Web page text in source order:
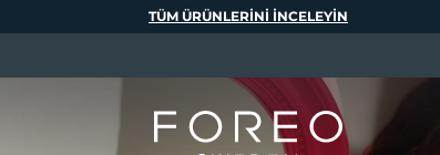
TÜM ÜRÜNLERINI INCELEYIN